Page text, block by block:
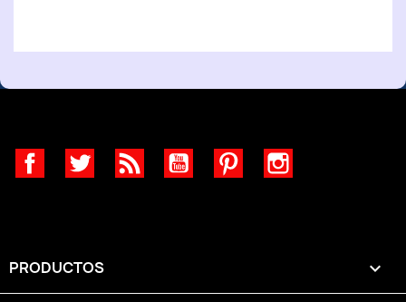
FacebookTwitter Rss YouTube Pinterest
PRODUCTOS 